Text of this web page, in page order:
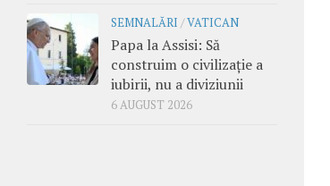
SEMNALĂRI /VATICAN
Papa la Assisi: Să
construim o civilizație a
iubirii, nu a diviziunii
6 AUGUST 2026